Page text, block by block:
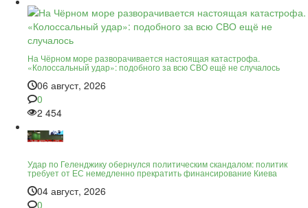
На Чёрном море разворачивается настоящая катастрофа.
«Колоссальный удар»: подобного за всю СВО ещё не случалось
06 август, 2026
0
2 454
Удар по Геленджику обернулся политическим скандалом: политик
требует от ЕС немедленно прекратить финансирование Киева
04 август, 2026
0